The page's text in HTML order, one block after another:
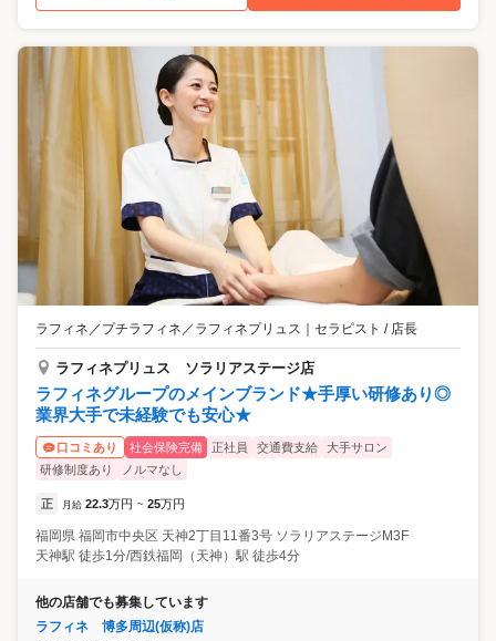
ラフィネ／プチラフィネ／ラフィネプリュス セラピスト / 店長
ラフィネプリュス ソラリアステージ店
ラフィネグループのメインブランド★手厚い研修あり◎
業界大手で未経験でも安心★
口コミあり 社会保険完備 正社員 交通費支給
大手サロン
研修制度あり
ノルマなし
正 月給 22.3万円 ~ 25万円
福岡県 福岡市中央区 天神2丁目11番3号 ソラリアステージM3F
天神駅 徒歩1分/西鉄福岡（天神）駅 徒歩4分
他の店舗でも募集しています
ラフィネ 博多周辺(仮称)店